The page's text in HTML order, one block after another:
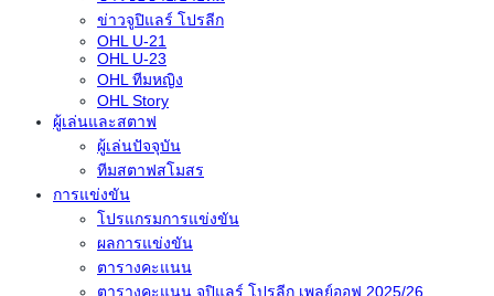
ข่าวจูปิแลร์ โปรลีก
OHL U-21
OHL U-23
OHL ทีมหญิง
OHL Story
ผู้เล่นและสตาฟ
ผู้เล่นปัจจุบัน
ทีมสตาฟสโมสร
การแข่งขัน
โปรแกรมการแข่งขัน
ผลการแข่งขัน
ตารางคะแนน
ตารางคะแนน จูปิแลร์ โปรลีก เพลย์ออฟ 2025/26